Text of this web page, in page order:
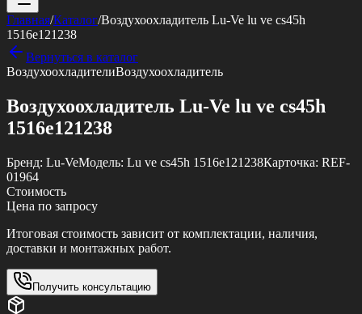
Главная/Каталог/Воздухоохладитель Lu-Ve lu ve cs45h
1516e121238
Вернуться в каталог
ВоздухоохладителиВоздухоохладитель
Воздухоохладитель Lu-Ve lu ve cs45h
1516e121238
Бренд: Lu-VeМодель: Lu ve cs45h 1516e121238Карточка: REF-
01964
Стоимость
Цена по запросу
Итоговая стоимость зависит от комплектации, наличия,
доставки и монтажных работ.
Получить консультацию